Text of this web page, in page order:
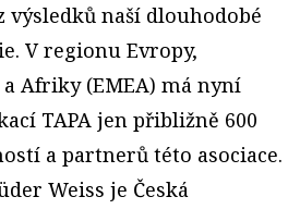
výsledků naší dlouhodobé
V regionu Evropy,
Afriky (EMEA) má nyní
TAPA jen přibližně 600
a partnerů této asociace.
Weiss je Česká